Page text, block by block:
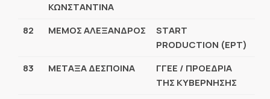
ΚΩΝΣΤΑΝΤΙΝΑ
82 ΜΕΜΟΣ ΑΛΕΞΑΝΔΡΟΣ
START
PRODUCTION (ΕΡΤ)
83
ΜΕΤΑΞΑ ΔΕΣΠΟΙΝΑ
ΓΓΕΕ / ΠΡΟΕΔΡΙΑ
ΤΗΣ ΚΥΒΕΡΝΗΣΗΣ